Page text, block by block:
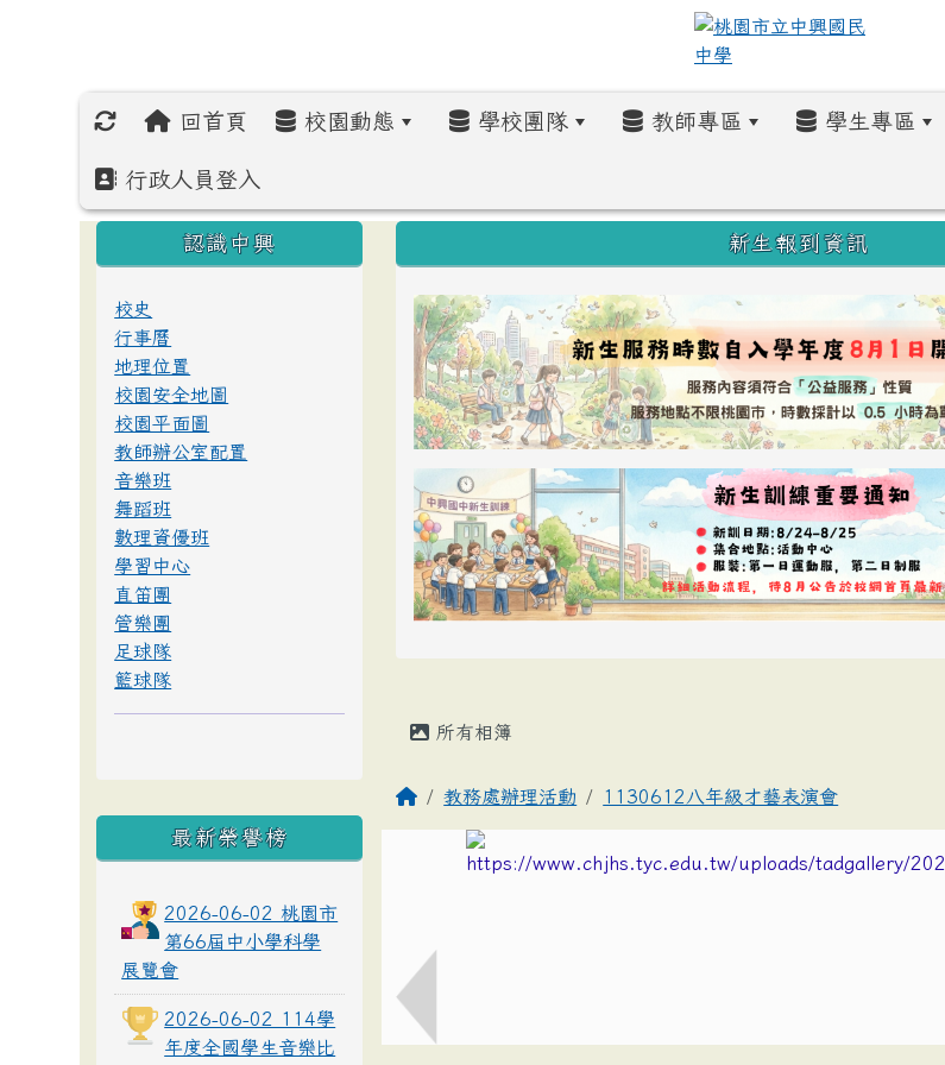
回首頁 校園動態 學校團隊 教師專區 學生專區
行政人員登入
:::
新生報到資訊
所有相簿
教務處辦理活動 1130612八年級才藝表演會
:::
認識中興
校史
行事曆
地理位置
校園安全地圖
校園平面圖
教師辦公室配置
音樂班
舞蹈班
數理資優班
學習中心
直笛團
管樂團
足球隊
籃球隊
最新榮譽榜
2026-06-02 桃園市
第66屆中小學科學
展覽會
2026-06-02 114學
年度全國學生音樂比